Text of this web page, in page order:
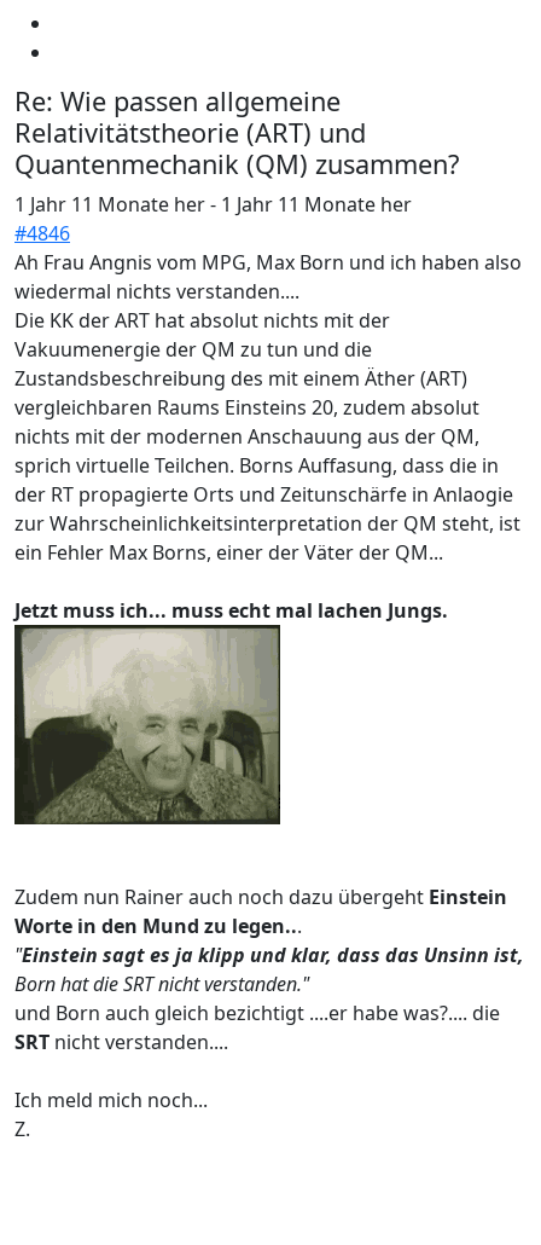
Re: Wie passen allgemeine
Relativitätstheorie (ART) und
Quantenmechanik (QM) zusammen?
1 Jahr 11 Monate her- 1 Jahr 11 Monate her
#4846
Ah Frau Angnis vom MPG, Max Born und ich haben also
wiedermal nichts verstanden....
Die KK der ART hat absolut nichts mit der
Vakuumenergie der QM zu tun und die
Zustandsbeschreibung des mit einem Äther (ART)
vergleichbaren Raums Einsteins 20, zudem absolut
nichts mit der modernen Anschauung aus der QM,
sprich virtuelle Teilchen. Borns Auffasung, dass die in
der RT propagierte Orts und Zeitunschärfe in Anlaogie
zur Wahrscheinlichkeitsinterpretation der QM steht, ist
ein Fehler Max Borns, einer der Väter der QM...
Jetzt muss ich... muss echt mal lachen Jungs.
Zudem nun Rainer auch noch dazu übergeht Einstein
Worte in den Mund zu legen...
"Einstein sagt es ja klipp und klar, dass das Unsinn ist,
Born hat die SRT nicht verstanden."
und Born auch gleich bezichtigt ....er habe was?.... die
SRT nicht verstanden....
Ich meld mich noch...
Z.